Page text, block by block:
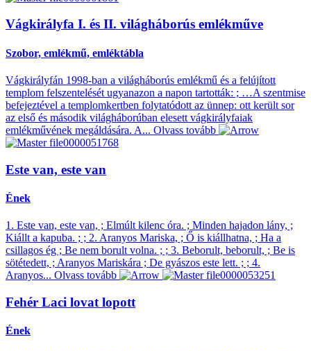
Vágkirályfa I. és II. világháborús emlékműve
Szobor, emlékmű, emléktábla
Vágkirályfán 1998-ban a világháborús emlékmű és a felújított
templom felszentelését ugyanazon a napon tartották: ; …A szentmise
befejeztével a templomkertben folytatódott az ünnep: ott került sor
az első és második világháborúban elesett vágkirályfaiak
emlékművének megáldására. A... Olvass tovább
Este van, este van
Ének
1. Este van, este van, ; Elmúlt kilenc óra. ; Minden hajadon lány, ;
Kiállt a kapuba. ; ; 2. Aranyos Mariska, ; Ő is kiállhatna, ; Ha a
csillagos ég ; Be nem borult volna. ; ; 3. Beborult, beborult, ; Be is
sötétedett, ; Aranyos Mariskára ; De gyászos este lett. ; ; 4.
Aranyos... Olvass tovább
Fehér Laci lovat lopott
Ének